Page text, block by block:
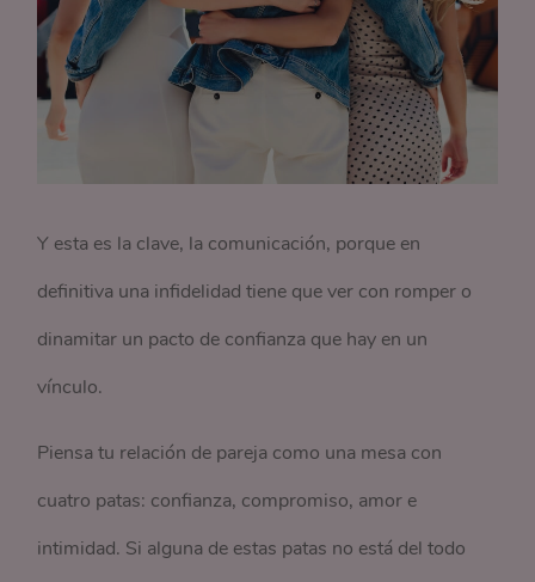
Y esta es la clave, la comunicación, porque en
definitiva una infidelidad tiene que ver con romper o
dinamitar un pacto de confianza que hay en un
vínculo.
Piensa tu relación de pareja como una mesa con
cuatro patas: confianza, compromiso, amor e
intimidad. Si alguna de estas patas no está del todo